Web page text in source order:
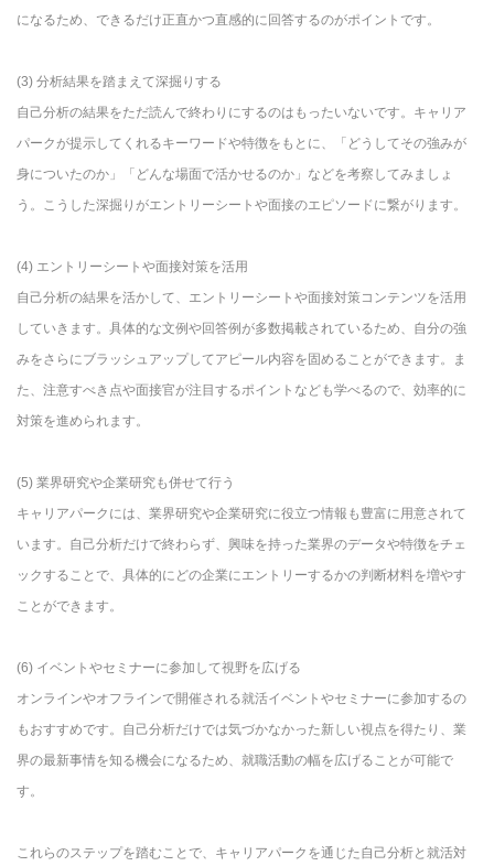
になるため、できるだけ正直かつ直感的に回答するのがポイントです。
(3) 分析結果を踏まえて深掘りする
自己分析の結果をただ読んで終わりにするのはもったいないです。キャリア
パークが提示してくれるキーワードや特徴をもとに、「どうしてその強みが
身についたのか」「どんな場面で活かせるのか」などを考察してみましょ
う。こうした深掘りがエントリーシートや面接のエピソードに繋がります。
(4) エントリーシートや面接対策を活用
自己分析の結果を活かして、エントリーシートや面接対策コンテンツを活用
していきます。具体的な文例や回答例が多数掲載されているため、自分の強
みをさらにブラッシュアップしてアピール内容を固めることができます。ま
た、注意すべき点や面接官が注目するポイントなども学べるので、効率的に
対策を進められます。
(5) 業界研究や企業研究も併せて行う
キャリアパークには、業界研究や企業研究に役立つ情報も豊富に用意されて
います。自己分析だけで終わらず、興味を持った業界のデータや特徴をチェ
ックすることで、具体的にどの企業にエントリーするかの判断材料を増やす
ことができます。
(6) イベントやセミナーに参加して視野を広げる
オンラインやオフラインで開催される就活イベントやセミナーに参加するの
もおすすめです。自己分析だけでは気づかなかった新しい視点を得たり、業
界の最新事情を知る機会になるため、就職活動の幅を広げることが可能で
す。
これらのステップを踏むことで、キャリアパークを通じた自己分析と就活対